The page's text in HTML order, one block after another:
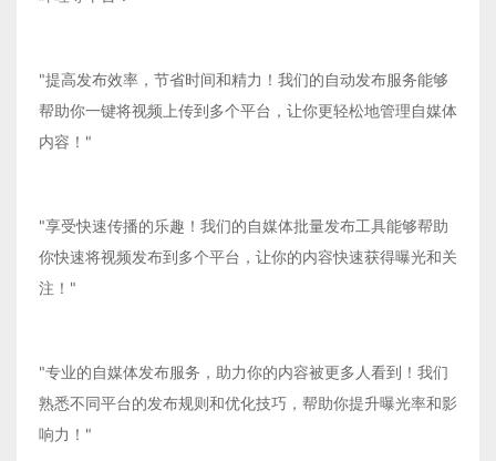
"提高发布效率，节省时间和精力！我们的自动发布服务能够
帮助你一键将视频上传到多个平台，让你更轻松地管理自媒体
内容！"
"享受快速传播的乐趣！我们的自媒体批量发布工具能够帮助
你快速将视频发布到多个平台，让你的内容快速获得曝光和关
注！"
"专业的自媒体发布服务，助力你的内容被更多人看到！我们
熟悉不同平台的发布规则和优化技巧，帮助你提升曝光率和影
响力！"